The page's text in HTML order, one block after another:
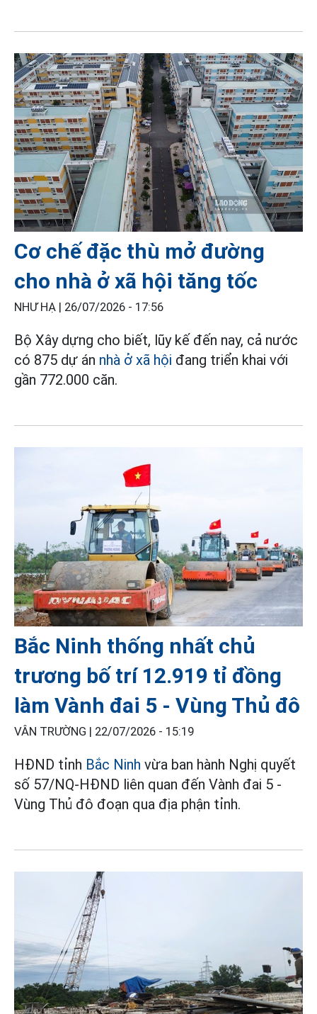
Cơ chế đặc thù mở đường
cho nhà ở xã hội tăng tốc
NHƯ HẠ | 26/07/2026 - 17:56
Bộ Xây dựng cho biết, lũy kế đến nay, cả nước
có 875 dự án nhà ở xã hội đang triển khai với
gần 772.000 căn.
Bắc Ninh thống nhất chủ
trương bố trí 12.919 tỉ đồng
làm Vành đai 5 - Vùng Thủ đô
VÂN TRƯỜNG | 22/07/2026 - 15:19
HĐND tỉnh Bắc Ninh vừa ban hành Nghị quyết
số 57/NQ-HĐND liên quan đến Vành đai 5 -
Vùng Thủ đô đoạn qua địa phận tỉnh.